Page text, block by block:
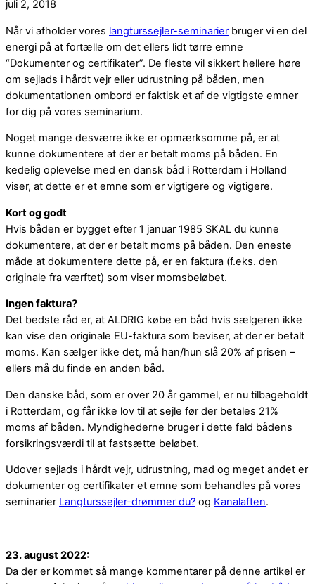
juli 2, 2018
Når vi afholder vores langturssejler-seminarier bruger vi en del
energi på at fortælle om det ellers lidt tørre emne
“Dokumenter og certifikater”. De fleste vil sikkert hellere høre
om sejlads i hårdt vejr eller udrustning på båden, men
dokumentationen ombord er faktisk et af de vigtigste emner
for dig på vores seminarium.
Noget mange desværre ikke er opmærksomme på, er at
kunne dokumentere at der er betalt moms på båden. En
kedelig oplevelse med en dansk båd i Rotterdam i Holland
viser, at dette er et emne som er vigtigere og vigtigere.
Kort og godt
Hvis båden er bygget efter 1 januar 1985 SKAL du kunne
dokumentere, at der er betalt moms på båden. Den eneste
måde at dokumentere dette på, er en faktura (f.eks. den
originale fra værftet) som viser momsbeløbet.
Ingen faktura?
Det bedste råd er, at ALDRIG købe en båd hvis sælgeren ikke
kan vise den originale EU-faktura som beviser, at der er betalt
moms. Kan sælger ikke det, må han/hun slå 20% af prisen –
ellers må du finde en anden båd.
Den danske båd, som er over 20 år gammel, er nu tilbageholdt
i Rotterdam, og får ikke lov til at sejle før der betales 21%
moms af båden. Myndighederne bruger i dette fald bådens
forsikringsværdi til at fastsætte beløbet.
Udover sejlads i hårdt vejr, udrustning, mad og meget andet er
dokumenter og certifikater et emne som behandles på vores
seminarier Langturssejler-drømmer du? og Kanalaften.
23. august 2022:
Da der er kommet så mange kommentarer på denne artikel er